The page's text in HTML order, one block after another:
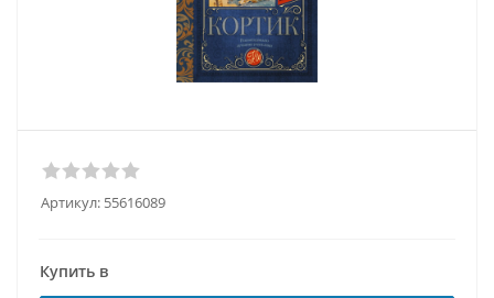
Артикул: 55616089
Купить в